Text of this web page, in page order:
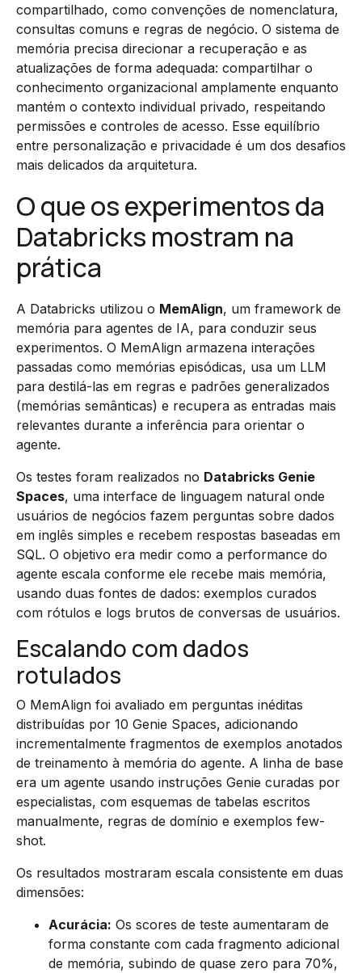
compartilhado, como convenções de nomenclatura,
consultas comuns e regras de negócio. O sistema de
memória precisa direcionar a recuperação e as
atualizações de forma adequada: compartilhar o
conhecimento organizacional amplamente enquanto
mantém o contexto individual privado, respeitando
permissões e controles de acesso. Esse equilíbrio
entre personalização e privacidade é um dos desafios
mais delicados da arquitetura.
O que os experimentos da
Databricks mostram na
prática
A Databricks utilizou o MemAlign, um framework de
memória para agentes de IA, para conduzir seus
experimentos. O MemAlign armazena interações
passadas como memórias episódicas, usa um LLM
para destilá-las em regras e padrões generalizados
(memórias semânticas) e recupera as entradas mais
relevantes durante a inferência para orientar o
agente.
Os testes foram realizados no Databricks Genie
Spaces, uma interface de linguagem natural onde
usuários de negócios fazem perguntas sobre dados
em inglês simples e recebem respostas baseadas em
SQL. O objetivo era medir como a performance do
agente escala conforme ele recebe mais memória,
usando duas fontes de dados: exemplos curados
com rótulos e logs brutos de conversas de usuários.
Escalando com dados
rotulados
O MemAlign foi avaliado em perguntas inéditas
distribuídas por 10 Genie Spaces, adicionando
incrementalmente fragmentos de exemplos anotados
de treinamento à memória do agente. A linha de base
era um agente usando instruções Genie curadas por
especialistas, com esquemas de tabelas escritos
manualmente, regras de domínio e exemplos few-
shot.
Os resultados mostraram escala consistente em duas
dimensões:
Acurácia: Os scores de teste aumentaram de
forma constante com cada fragmento adicional
de memória, subindo de quase zero para 70%,